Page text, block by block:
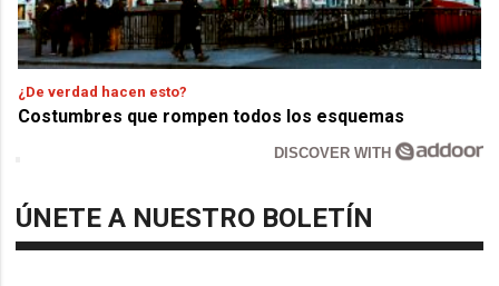
¿De verdad hacen esto?
Costumbres que rompen todos los esquemas
DISCOVER WITH
ÚNETE A NUESTRO BOLETÍN